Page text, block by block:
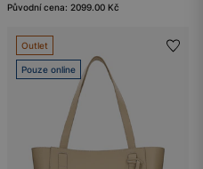
Původní cena: 2099.00 Kč
Outlet
Pouze online